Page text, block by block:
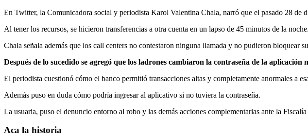
En Twitter, la Comunicadora social y periodista Karol Valentina Chala, narró que el pasado 28 de
Al tener los recursos, se hicieron transferencias a otra cuenta en un lapso de 45 minutos de la noche.
Chala señala además que los call centers no contestaron ninguna llamada y no pudieron bloquear
Después de lo sucedido se agregó que los ladrones cambiaron la contraseña de la
El periodista cuestionó cómo el banco permitió transacciones altas y completamente anormales a
Además puso en duda cómo podría ingresar al aplicativo si no tuviera la contraseña.
La usuaria, puso el denuncio entorno al robo y las demás acciones complementarias ante la
Aca la historia